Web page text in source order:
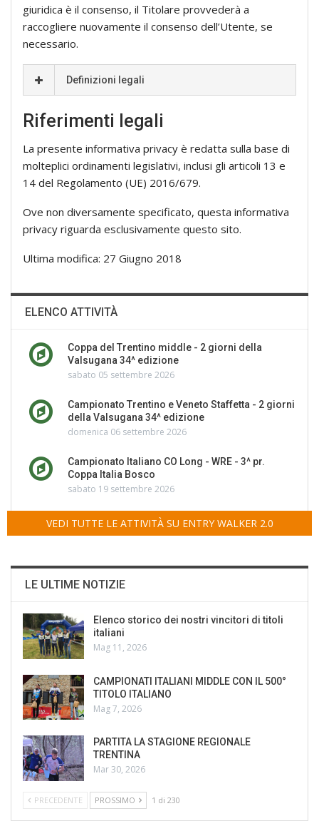
giuridica è il consenso, il Titolare provvederà a
raccogliere nuovamente il consenso dell’Utente, se
necessario.
Definizioni legali
Riferimenti legali
La presente informativa privacy è redatta sulla base di
molteplici ordinamenti legislativi, inclusi gli articoli 13 e
14 del Regolamento (UE) 2016/679.
Ove non diversamente specificato, questa informativa
privacy riguarda esclusivamente questo sito.
Ultima modifica: 27 Giugno 2018
ELENCO ATTIVITÀ
Coppa del Trentino middle - 2 giorni della
Valsugana 34^ edizione
sabato 05 settembre 2026
Campionato Trentino e Veneto Staffetta - 2 giorni
della Valsugana 34^ edizione
domenica 06 settembre 2026
Campionato Italiano CO Long - WRE - 3^ pr.
Coppa Italia Bosco
sabato 19 settembre 2026
VEDI TUTTE LE ATTIVITÀ SU ENTRY WALKER 2.0
LE ULTIME NOTIZIE
Elenco storico dei nostri vincitori di titoli
italiani
Mag 11, 2026
CAMPIONATI ITALIANI MIDDLE CON IL 500°
TITOLO ITALIANO
Mag 7, 2026
PARTITA LA STAGIONE REGIONALE
TRENTINA
Mar 30, 2026
PRECEDENTE PROSSIMO 1 di 230